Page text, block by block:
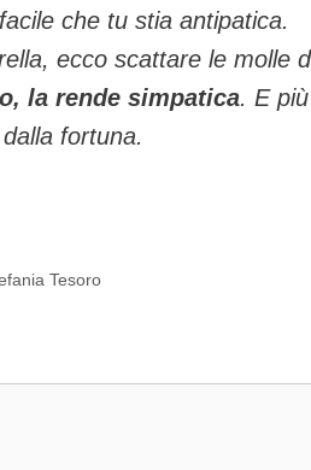
che tu stia antipatica.
ecco scattare le molle
la rende simpatica. E più
fortuna.
Tesoro